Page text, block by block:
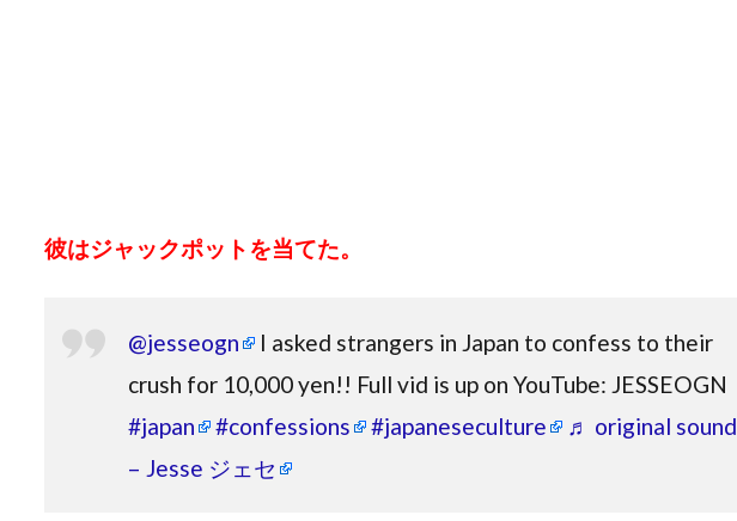
彼はジャックポットを当てた。
@jesseogn
I asked strangers in Japan to confess to their
crush for 10,000 yen!! Full vid is up on YouTube: JESSEOGN
#japan
#confessions #japaneseculture
♬ original sound
– Jesse ジェセ